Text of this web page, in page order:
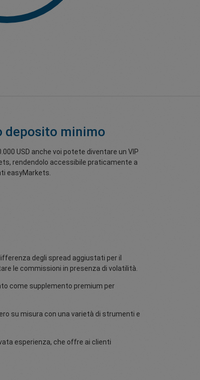
deposito minimo
USD anche voi potete diventare un VIP
rendendolo accessibile praticamente a
easyMarkets.
degli spread aggiustati per il
le commissioni in presenza di volatilità.
come supplemento premium per
su misura con una varietà di strumenti e
esperienza, che offre ai clienti